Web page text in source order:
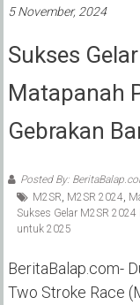
5 November, 2024
Sukses
Matapanah
Gebrakan
Posted By:
M2SR, M2SR 2024,
Sukses Gelar M2SR
untuk 2025
BeritaBalap.com-
Two Stroke Race